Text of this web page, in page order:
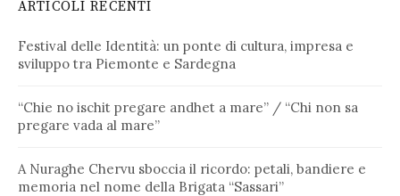
ARTICOLI RECENTI
Festival delle Identità: un ponte di cultura, impresa e
sviluppo tra Piemonte e Sardegna
“Chie no ischit pregare andhet a mare” / “Chi non sa
pregare vada al mare”
A Nuraghe Chervu sboccia il ricordo: petali, bandiere e
memoria nel nome della Brigata “Sassari”